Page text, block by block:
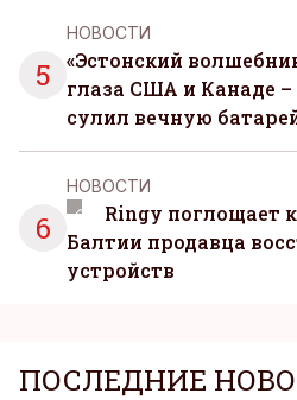
5
НОВОСТИ
«Эстонский
глаза США и Канаде
сулил вечную
6
НОВОСТИ
Ringy поглощает
Балтии продавца
устройств
ПОСЛЕДНИЕ